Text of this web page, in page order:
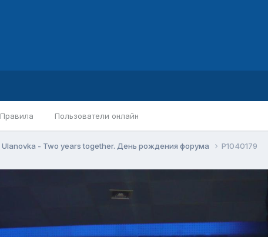
Правила Пользователи онлайн
Ulanovka - Two years together. День рождения форума P1040179